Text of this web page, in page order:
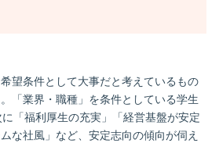
望条件として大事だと考えているもの
「業界・職種」を条件としている学生
「福利厚生の充実」「経営基盤が安定
な社風」など、安定志向の傾向が伺え